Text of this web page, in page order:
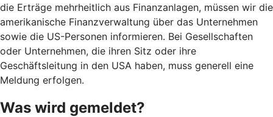
die Erträge mehrheitlich aus Finanzanlagen, müssen wir die
amerikanische Finanzverwaltung über das Unternehmen
sowie die US-Personen informieren. Bei Gesellschaften
oder Unternehmen, die ihren Sitz oder ihre
Geschäftsleitung in den USA haben, muss generell eine
Meldung erfolgen.
Was wird gemeldet?